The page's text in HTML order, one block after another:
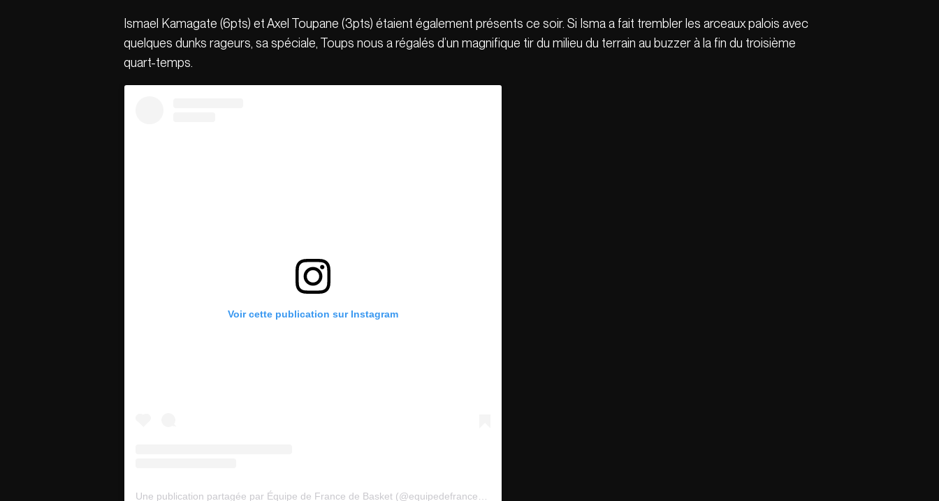
Ismael Kamagate (6pts) et Axel Toupane (3pts) étaient également présents ce soir. Si Isma a fait trembler les arceaux palois avec
quelques dunks rageurs, sa spéciale, Toups nous a régalés d’un magnifique tir du milieu du terrain au buzzer à la fin du troisième
quart-temps.
Voir cette publication sur Instagram
Une publication partagée par Équipe de France de Basket (@equipedefrancebasket)